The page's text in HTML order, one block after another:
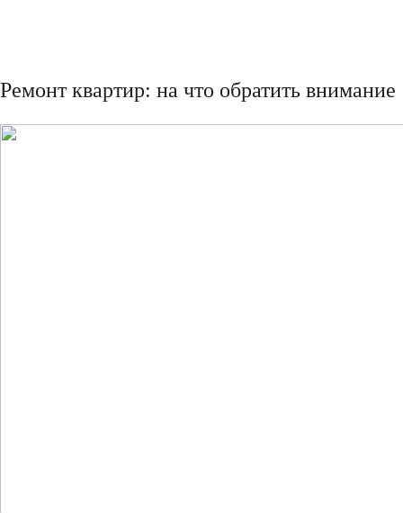
Ремонт квартир: на что обратить внимание